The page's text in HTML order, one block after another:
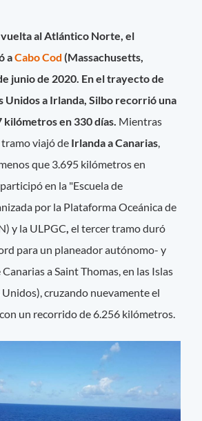
al Atlántico Norte, el
aCabo Cod (Massachusetts,
junio de 2020. En el trayecto de
Unidos a Irlanda, Silbo recorrió una
kilómetros en 330 días. Mientras
viajó de Irlanda a Canarias
que 3.695 kilómetros en
en la "Escuela de
por la Plataforma Oceánica de
y la ULPGC ,el tercer tramo duró
para un planeador autónomo- y
a Saint Thomas, en las Islas
cruzando nuevamente el
un recorrido de 6.256 kilómetros.